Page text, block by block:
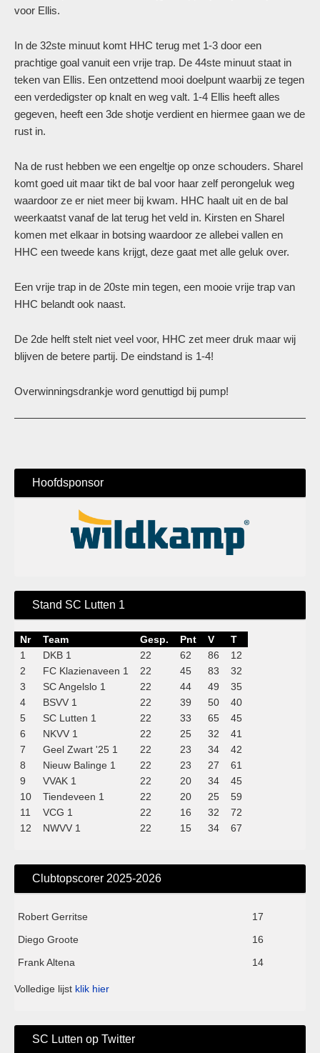
voor Ellis.
In de 32ste minuut komt HHC terug met 1-3 door een
prachtige goal vanuit een vrije trap. De 44ste minuut staat in
teken van Ellis. Een ontzettend mooi doelpunt waarbij ze tegen
een verdedigster op knalt en weg valt. 1-4 Ellis heeft alles
gegeven, heeft een 3de shotje verdient en hiermee gaan we de
rust in.
Na de rust hebben we een engeltje op onze schouders. Sharel
komt goed uit maar tikt de bal voor haar zelf perongeluk weg
waardoor ze er niet meer bij kwam. HHC haalt uit en de bal
weerkaatst vanaf de lat terug het veld in. Kirsten en Sharel
komen met elkaar in botsing waardoor ze allebei vallen en
HHC een tweede kans krijgt, deze gaat met alle geluk over.
Een vrije trap in de 20ste min tegen, een mooie vrije trap van
HHC belandt ook naast.
De 2de helft stelt niet veel voor, HHC zet meer druk maar wij
blijven de betere partij. De eindstand is 1-4!
Overwinningsdrankje word genuttigd bij pump!
Hoofdsponsor
Stand SC Lutten 1
Nr Team Gesp. Pnt V
T
1
DKB 1 22 62 86
12
2
FC Klazienaveen 1 22 45 83
32
3
SC Angelslo 1 22 44 49
35
4
BSVV 1 22 39 50
40
5
SC Lutten 1 22 33 65
45
6
NKVV 1 22 25 32
41
7
Geel Zwart '25 1 22 23 34
42
8
Nieuw Balinge 1 22 23 27
61
9
VVAK 1 22 20 34
45
10
Tiendeveen 1 22 20 25
59
11
VCG 1 22 16 32
72
12
NWVV 1 22 15 34 67
Clubtopscorer 2025-2026
Robert Gerritse
17
Diego Groote
16
Frank Altena
14
Volledige lijst klik hier
SC Lutten op Twitter